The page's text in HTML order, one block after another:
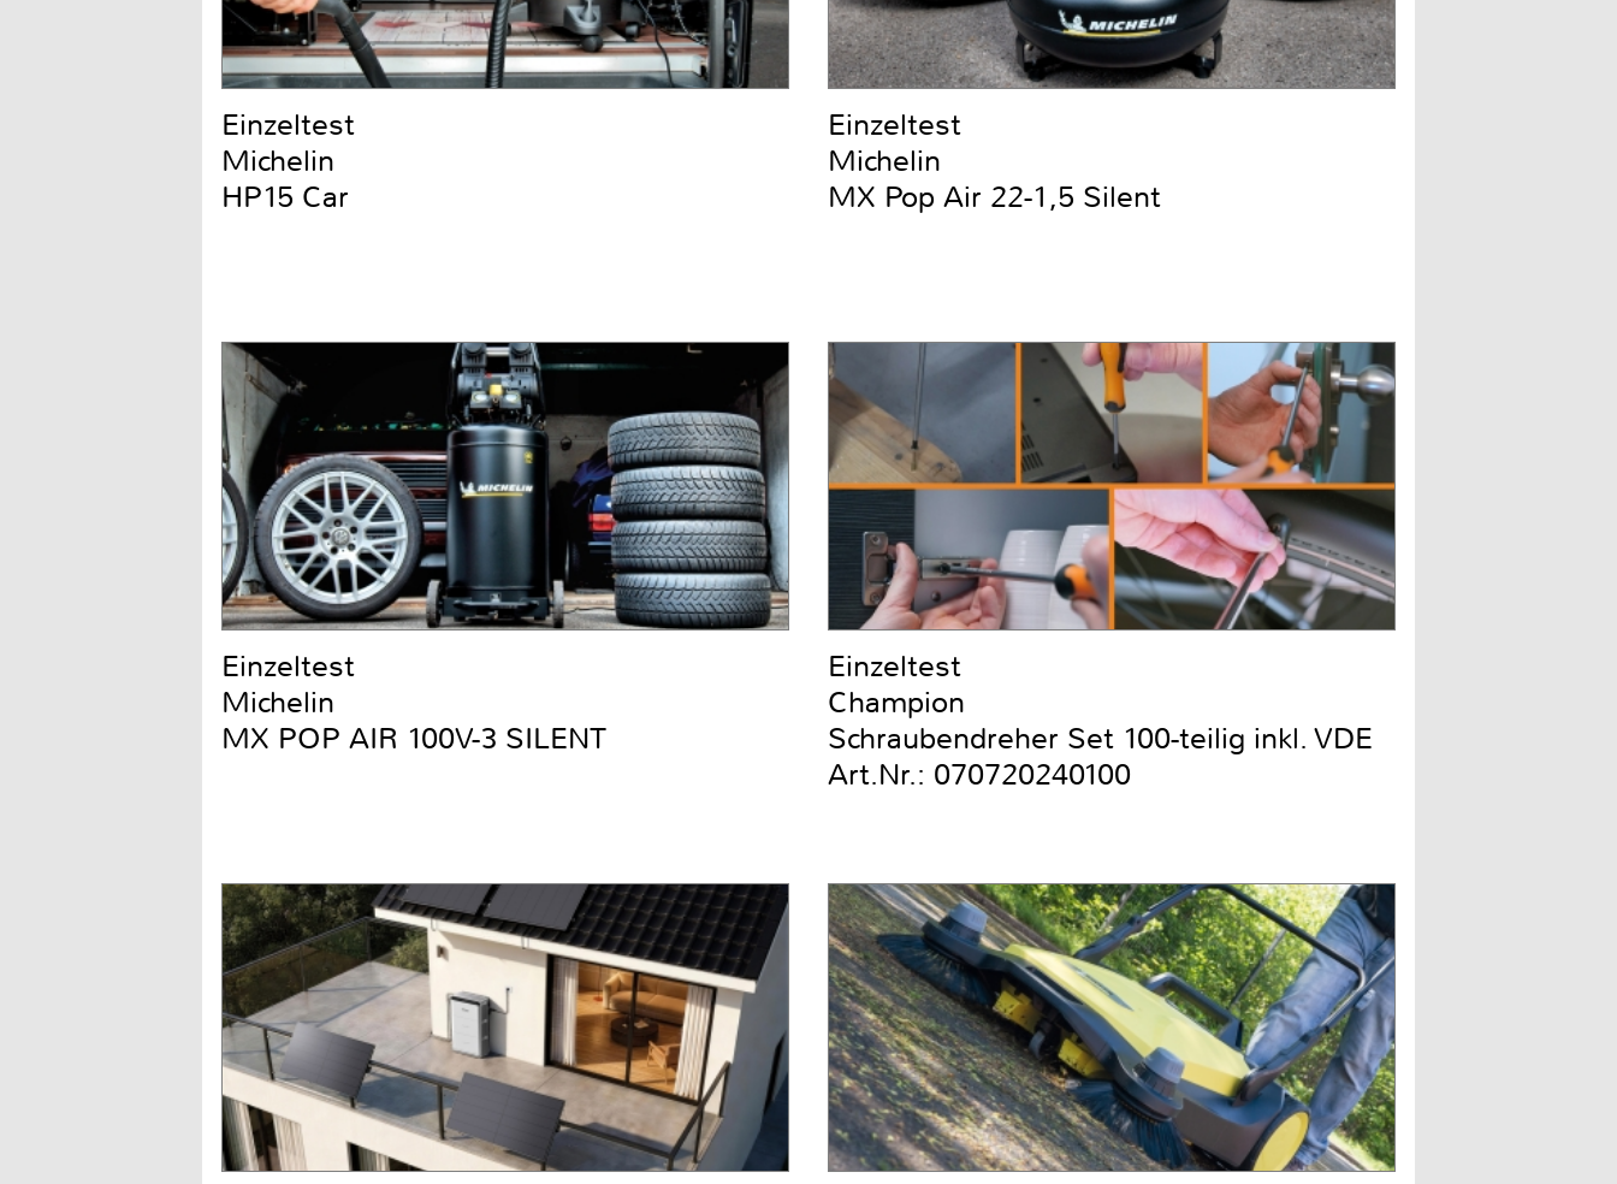
Einzeltest
Michelin
HP15 Car
Einzeltest
Michelin
MX Pop Air 22-1,5 Silent
Einzeltest
Michelin
MX POP AIR 100V-3 SILENT
Einzeltest
Champion
Schraubendreher Set 100-teilig inkl. VDE
Art.Nr.: 070720240100